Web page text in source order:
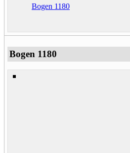
Bogen 1180
Bogen 1180